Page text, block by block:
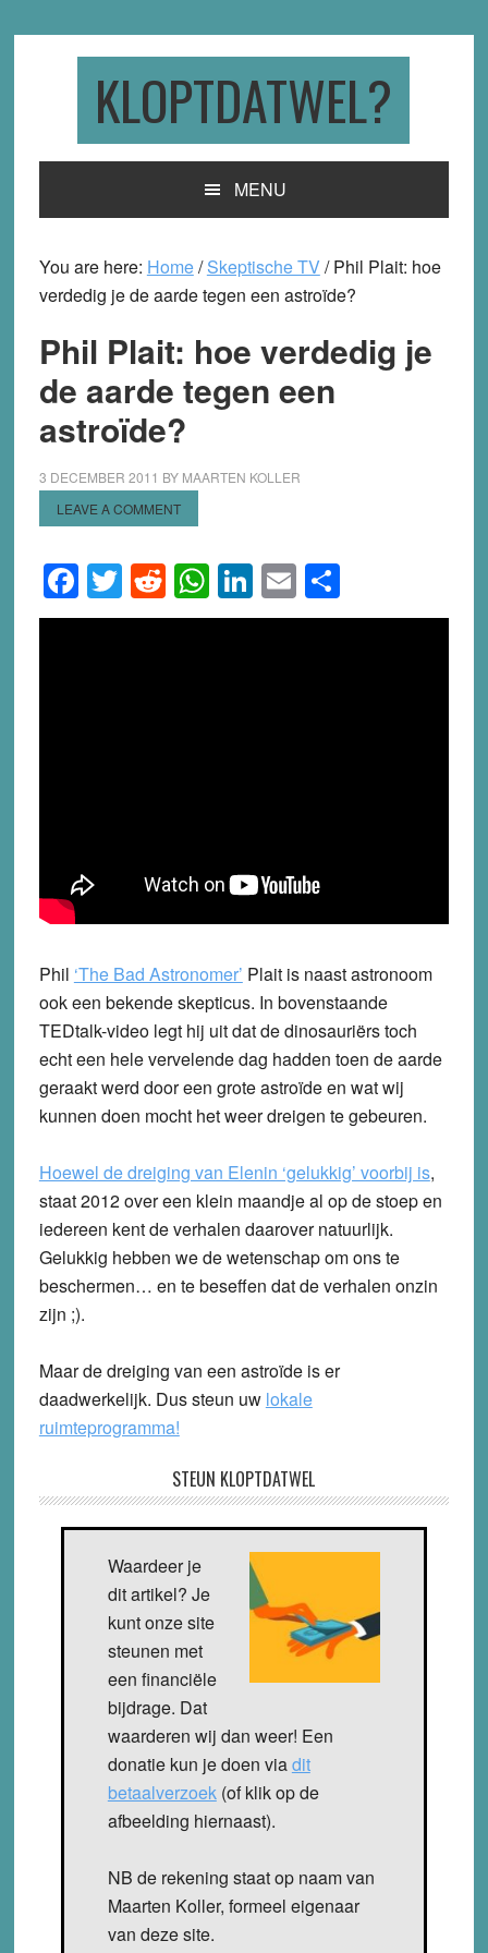
KLOPTDATWEL?
MENU
You are here: Home/ Skeptische TV/Phil Plait: hoe
verdedig je de aarde tegen een astroïde?
Phil Plait: hoe verdedig je
de aarde tegen een
astroïde?
3 DECEMBER 2011 BY MAARTEN KOLLER
LEAVE A COMMENT
Facebook
Twitter
Reddit
WhatsApp
LinkedIn
EmailShare
Phil ‘The Bad Astronomer’ Plaitis naast astronoom
ook een bekende skepticus. In bovenstaande
TEDtalk-video legt hij uit dat de dinosauriërs toch
echt een hele vervelende dag hadden toen de aarde
geraakt werd door een grote astroïde en wat wij
kunnen doen mocht het weer dreigen te gebeuren.
Hoewel de dreiging van Elenin ‘gelukkig’ voorbij is,
staat 2012 over een klein maandje al op de stoep en
iedereen kent de verhalen daarover natuurlijk.
Gelukkig hebben we de wetenschap om ons te
beschermen… en te beseffen dat de verhalen onzin
zijn ;).
Maar de dreiging van een astroïde is er
daadwerkelijk. Dus steun uw lokale
ruimteprogramma!
STEUN KLOPTDATWEL
Waardeer je
dit artikel? Je
kunt onze site
steunen met
een financiële
bijdrage. Dat
waarderen wij dan weer! Een
donatie kun je doen viadit
betaalverzoek(of klik op de
afbeelding hiernaast).
NB de rekening staat op naam van
Maarten Koller, formeel eigenaar
van deze site.